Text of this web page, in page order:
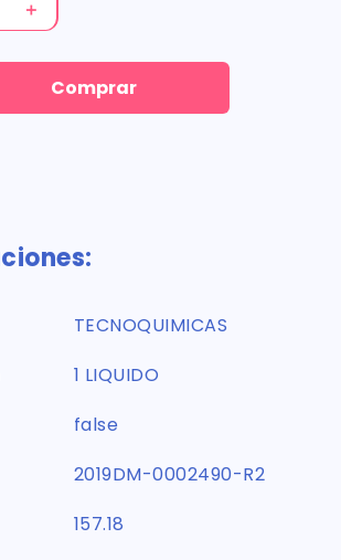
＋
Comprar
TECNOQUIMICAS
1 LIQUIDO
false
2019DM-0002490-R2
157.18